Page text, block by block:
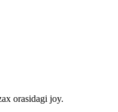
orasidagi joy.